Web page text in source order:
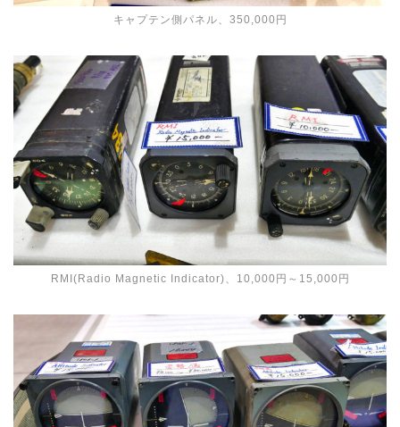
キャプテン側パネル、350,000円
RMI(Radio Magnetic Indicator)、10,000円～15,000円